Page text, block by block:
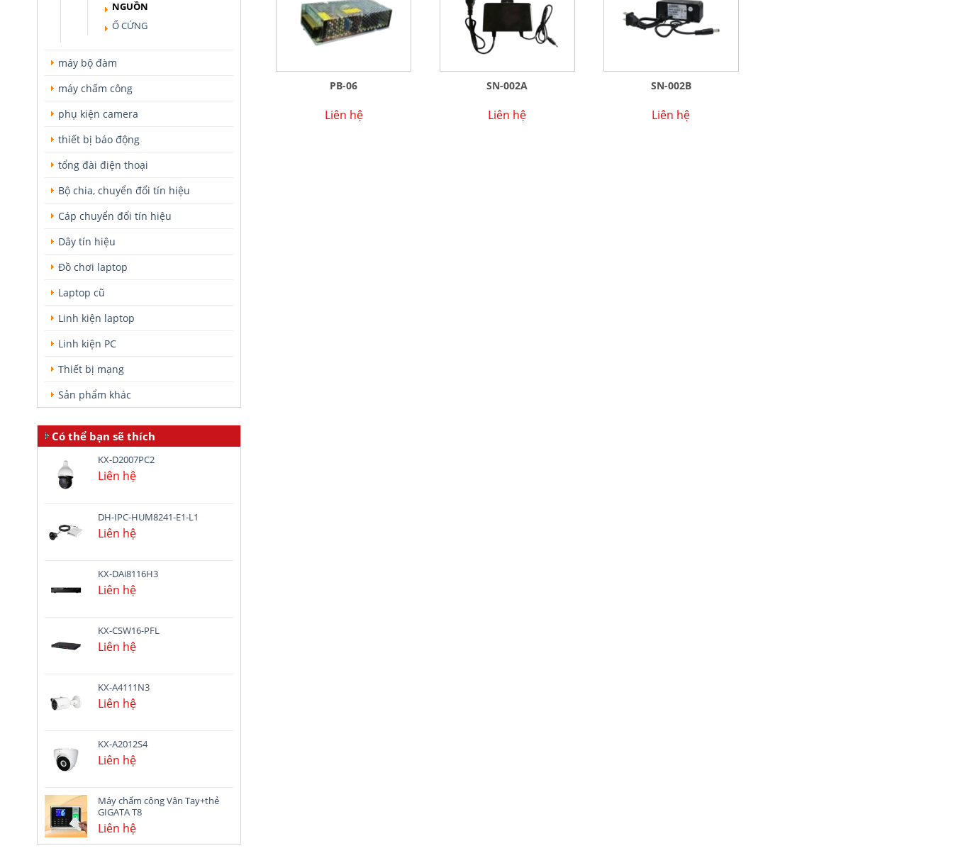
NGUỒN
Ổ CỨNG
máy bộ đàm
máy chấm công
phụ kiện camera
thiết bị báo động
tổng đài điện thoại
Bộ chia, chuyển đổi tín hiệu
Cáp chuyển đổi tín hiệu
Dây tín hiệu
Đồ chơi laptop
Laptop cũ
Linh kiện laptop
Linh kiện PC
Thiết bị mạng
Sản phẩm khác
Có thể bạn sẽ thích
KX-D2007PC2
Liên hệ
DH-IPC-HUM8241-E1-L1
Liên hệ
KX-DAi8116H3
Liên hệ
KX-CSW16-PFL
Liên hệ
KX-A4111N3
Liên hệ
KX-A2012S4
Liên hệ
Máy chấm công Vân Tay+thẻ
GIGATA T8
Liên hệ
PB-06
Liên hệ
SN-002A
Liên hệ
SN-002B
Liên hệ